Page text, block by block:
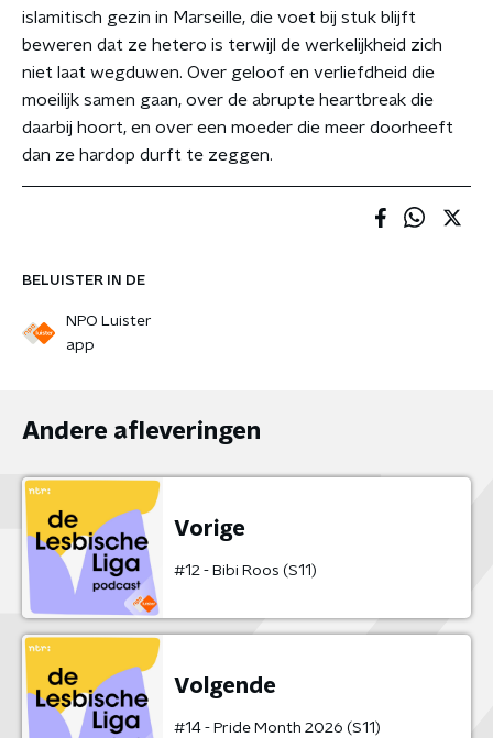
BELUISTER IN DE
NPO Luister
app
islamitisch gezin in Marseille, die voet bij stuk blijft
beweren dat ze hetero is terwijl de werkelijkheid zich
niet laat wegduwen. Over geloof en verliefdheid die
moeilijk samen gaan, over de abrupte heartbreak die
daarbij hoort, en over een moeder die meer doorheeft
dan ze hardop durft te zeggen.
Andere afleveringen
Vorige
#12 - Bibi Roos (S11)
Volgende
#14 - Pride Month 2026 (S11)